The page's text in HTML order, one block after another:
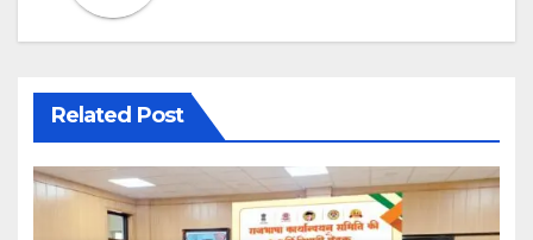
Related Post